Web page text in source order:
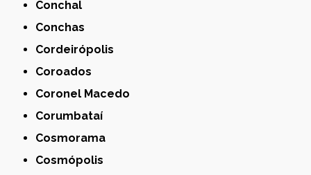
Conchal
Conchas
Cordeirópolis
Coroados
Coronel Macedo
Corumbataí
Cosmorama
Cosmópolis